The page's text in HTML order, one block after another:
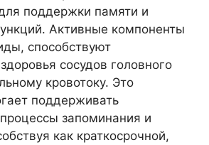
поддержки памяти и
Активные компоненты
способствуют
сосудов головного
кровотоку. Это
поддерживать
запоминания и
как краткосрочной,